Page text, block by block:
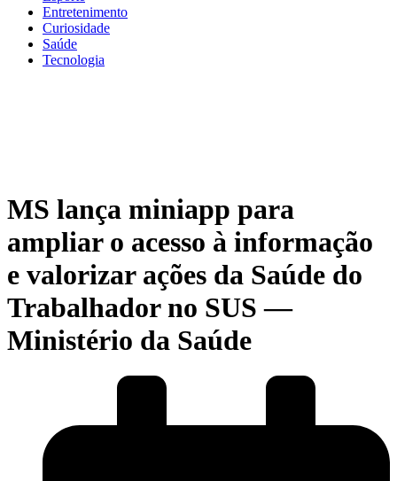
Entretenimento
Curiosidade
Saúde
Tecnologia
MS lança miniapp para
ampliar o acesso à informação
e valorizar ações da Saúde do
Trabalhador no SUS —
Ministério da Saúde